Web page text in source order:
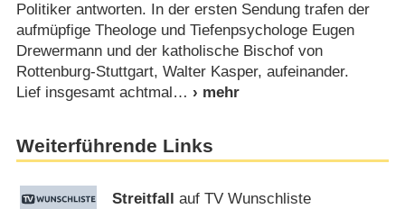
Politiker antworten. In der ersten Sendung trafen der
aufmüpfige Theologe und Tiefenpsychologe Eugen
Drewermann und der katholische Bischof von
Rottenburg-Stuttgart, Walter Kasper, aufeinander.
Lief insgesamt achtmal
Weiterführende Links
Streitfall auf TV Wunschliste